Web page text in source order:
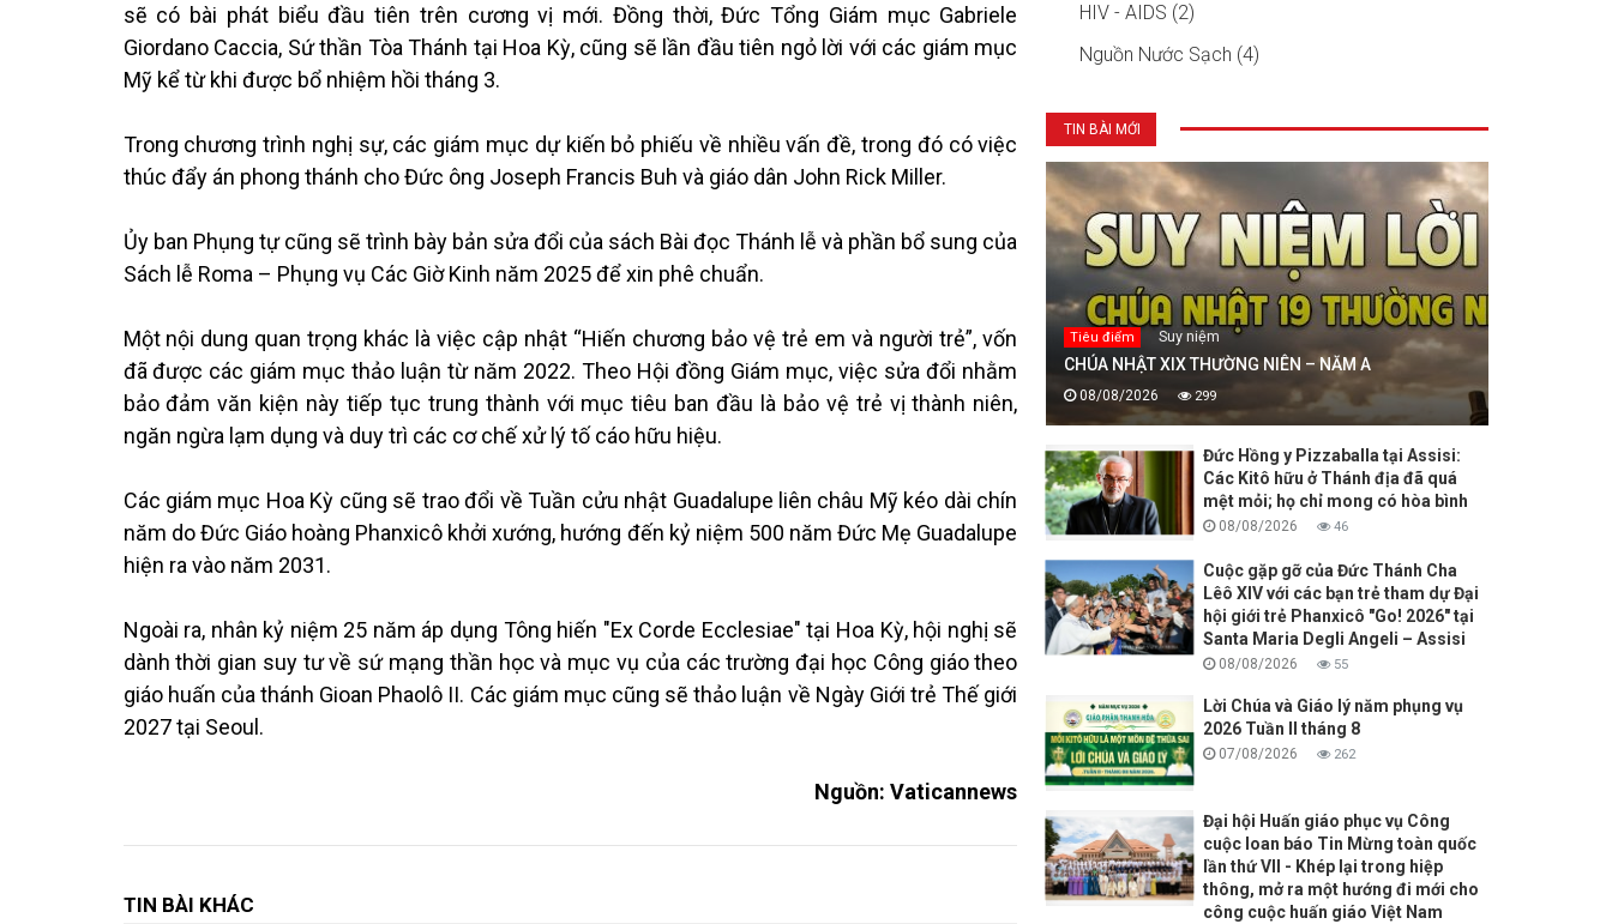
sẽ có bài phát biểu đầu tiên trên cương vị mới. Đồng thời, Đức Tổng Giám mục Gabriele
Giordano Caccia, Sứ thần Tòa Thánh tại Hoa Kỳ, cũng sẽ lần đầu tiên ngỏ lời với các giám mục
Mỹ kể từ khi được bổ nhiệm hồi tháng 3.
Trong chương trình nghị sự, các giám mục dự kiến bỏ phiếu về nhiều vấn đề, trong đó có việc
thúc đẩy án phong thánh cho Đức ông Joseph Francis Buh và giáo dân John Rick Miller.
Ủy ban Phụng tự cũng sẽ trình bày bản sửa đổi của sách Bài đọc Thánh lễ và phần bổ sung của
Sách lễ Roma – Phụng vụ Các Giờ Kinh năm 2025 để xin phê chuẩn.
Một nội dung quan trọng khác là việc cập nhật “Hiến chương bảo vệ trẻ em và người trẻ”, vốn
đã được các giám mục thảo luận từ năm 2022. Theo Hội đồng Giám mục, việc sửa đổi nhằm
bảo đảm văn kiện này tiếp tục trung thành với mục tiêu ban đầu là bảo vệ trẻ vị thành niên,
ngăn ngừa lạm dụng và duy trì các cơ chế xử lý tố cáo hữu hiệu.
Các giám mục Hoa Kỳ cũng sẽ trao đổi về Tuần cửu nhật Guadalupe liên châu Mỹ kéo dài chín
năm do Đức Giáo hoàng Phanxicô khởi xướng, hướng đến kỷ niệm 500 năm Đức Mẹ Guadalupe
hiện ra vào năm 2031.
Ngoài ra, nhân kỷ niệm 25 năm áp dụng Tông hiến "Ex Corde Ecclesiae" tại Hoa Kỳ, hội nghị sẽ
dành thời gian suy tư về sứ mạng thần học và mục vụ của các trường đại học Công giáo theo
giáo huấn của thánh Gioan Phaolô II. Các giám mục cũng sẽ thảo luận về Ngày Giới trẻ Thế giới
2027 tại Seoul.
Nguồn: Vaticannews
TIN BÀI KHÁC
HIV - AIDS (2)
Nguồn Nước Sạch (4)
TIN BÀI MỚI
Tiêu điểm Suy niệm
CHÚA NHẬT XIX THƯỜNG NIÊN – NĂM A
08/08/2026 299
Đức Hồng y Pizzaballa tại Assisi:
Các Kitô hữu ở Thánh địa đã quá
mệt mỏi; họ chỉ mong có hòa bình
08/08/2026 46
Cuộc gặp gỡ của Đức Thánh Cha
Lêô XIV với các bạn trẻ tham dự Đại
hội giới trẻ Phanxicô "Go! 2026" tại
Santa Maria Degli Angeli – Assisi
08/08/2026 55
Lời Chúa và Giáo lý năm phụng vụ
2026 Tuần II tháng 8
07/08/2026 262
Đại hội Huấn giáo phục vụ Công
cuộc loan báo Tin Mừng toàn quốc
lần thứ VII - Khép lại trong hiệp
thông, mở ra một hướng đi mới cho
công cuộc huấn giáo Việt Nam